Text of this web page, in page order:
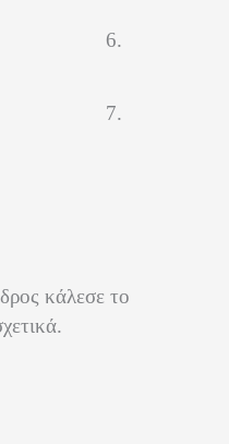
6.
7.
κάλεσε το